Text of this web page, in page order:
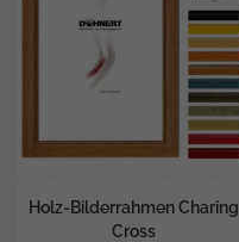
Holz-Bilderrahmen Charing
Cross